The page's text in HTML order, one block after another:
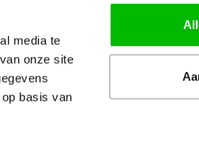
media te
onze site
basis van